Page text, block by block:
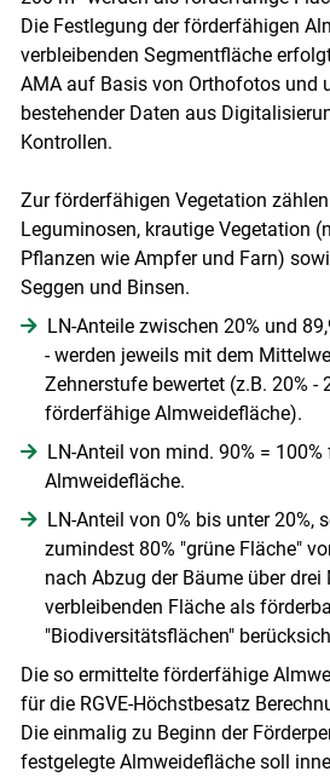
Die Festlegung der förderfähigen
verbleibenden Segmentfläche
AMA auf Basis von Orthofotos und
bestehender Daten aus
Kontrollen.
Zur förderfähigen Vegetation zählen
Leguminosen, krautige Vegetation
Pflanzen wie Ampfer und Farn)
Seggen und Binsen.
LN-Anteile zwischen 20% und
- werden jeweils mit dem
Zehnerstufe bewertet (z.B. 20% -
förderfähige Almweidefläche).
LN-Anteil von mind. 90% =
Almweidefläche.
LN-Anteil von 0% bis unter 20%,
zumindest 80% "grüne Fläche"
nach Abzug der Bäume über drei
verbleibenden Fläche als
"Biodiversitätsflächen"
Die so ermittelte förderfähige
für die RGVE-Höchstbesatz
Die einmalig zu Beginn der
festgelegte Almweidefläche soll